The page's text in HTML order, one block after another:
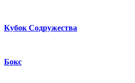
Кубок Содружества
Бокс